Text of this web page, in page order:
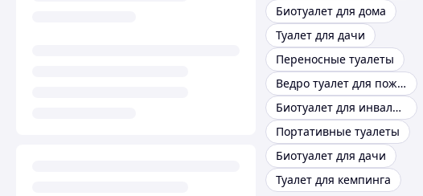
Биотуалет для дома
Туалет для дачи
Переносные туалеты
Ведро туалет для пожилых
Биотуалет для инвалидов
Портативные туалеты
Биотуалет для дачи
Туалет для кемпинга